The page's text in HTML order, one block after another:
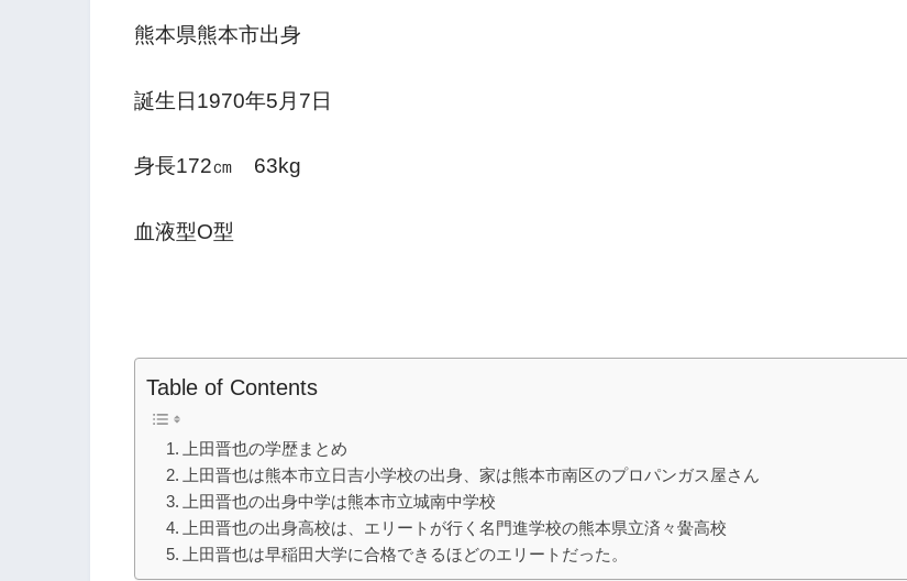
熊本県熊本市出身
誕生日1970年5 月 7日
身長172㎝ 63kg
血液型O型
Table of Contents
上田晋也の学歴まとめ
上田晋也は熊本市立日吉小学校の出身、家は熊本市南区のプロパンガス屋さん
上田晋也の出身中学は熊本市立城南中学校
上田晋也の出身高校は、エリートが行く名門進学校の熊本県立済々黌高校
上田晋也は早稲田大学に合格できるほどのエリートだった。